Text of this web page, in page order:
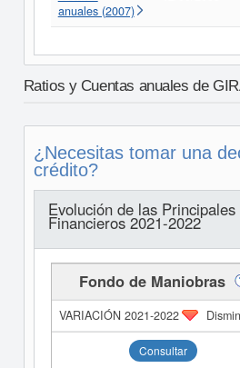
anuales (2007)
Ratios y Cuentas anuales de
¿Necesitas tomar una
crédito?
Evolución de las
Financieros 2021-2022
Fondo de Maniobras
Consultar